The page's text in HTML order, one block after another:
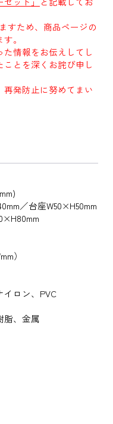
すため、商品ページの
。
情報をお伝えしてし
とを深くお詫び申し
発防止に努めてまい
／台座W50×H50mm
）
イロン、PVC
脂、金属